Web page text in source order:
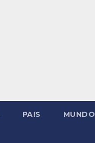
PAIS MUNDO